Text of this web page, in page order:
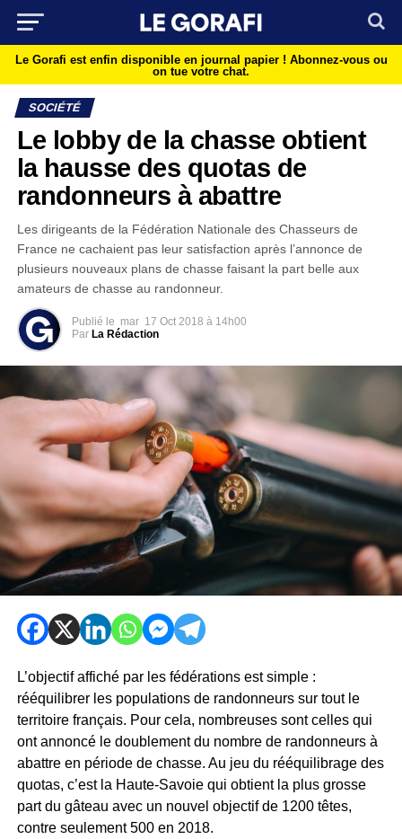
Le Gorafi est enfin disponible en journal papier ! Abonnez-vous ou
on tue votre chat.
SOCIÉTÉ
Le lobby de la chasse obtient
la hausse des quotas de
randonneurs à abattre
Les dirigeants de la Fédération Nationale des Chasseurs de
France ne cachaient pas leur satisfaction après l’annonce de
plusieurs nouveaux plans de chasse faisant la part belle aux
amateurs de chasse au randonneur.
Publié le mar 17 Oct 2018 à 14h00
Par La Rédaction
L’objectif affiché par les fédérations est simple :
rééquilibrer les populations de randonneurs sur tout le
territoire français. Pour cela, nombreuses sont celles qui
ont annoncé le doublement du nombre de randonneurs à
abattre en période de chasse. Au jeu du rééquilibrage des
quotas, c’est la Haute-Savoie qui obtient la plus grosse
part du gâteau avec un nouvel objectif de 1200 têtes,
contre seulement 500 en 2018.